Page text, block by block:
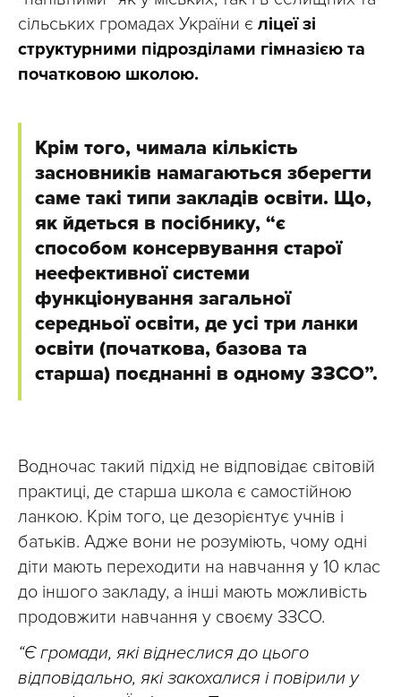
сільських громадах України є ліцеї зі
структурними підрозділами гімназією та
початковою школою.
Крім того, чимала кількість
засновників намагаються зберегти
саме такі типи закладів освіти. Що,
як йдеться в посібнику, “є
способом консервування старої
неефективної системи
функціонування загальної
середньої освіти, де усі три ланки
освіти (початкова, базова та
старша) поєднанні в одному ЗЗСО”.
Водночас такий підхід не відповідає світовій
практиці, де старша школа є самостійною
ланкою. Крім того, це дезорієнтує учнів і
батьків. Адже вони не розуміють, чому одні
діти мають переходити на навчання у 10 клас
до іншого закладу, а інші мають можливість
продовжити навчання у своєму ЗЗСО.
“Є громади, які віднеслися до цього
відповідально, які закохалися і повірили у